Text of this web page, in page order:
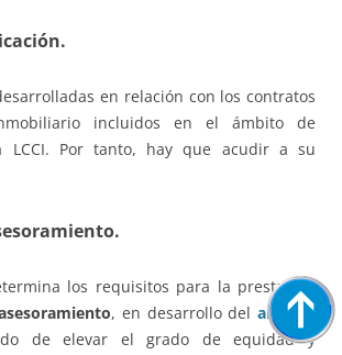
en relación con los contratos
incluidos en el ámbito de
LCCI. Por tanto, hay que acudir a su
los requisitos para la prestación
, en desarrollo delartículo
de elevar el grado de equidad y